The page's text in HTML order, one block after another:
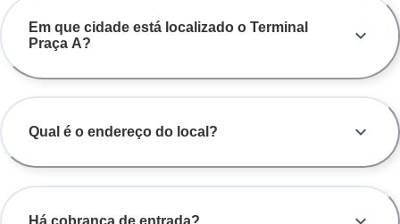
Em que cidade está localizado o Terminal
Praça A?
Qual é o endereço do local?